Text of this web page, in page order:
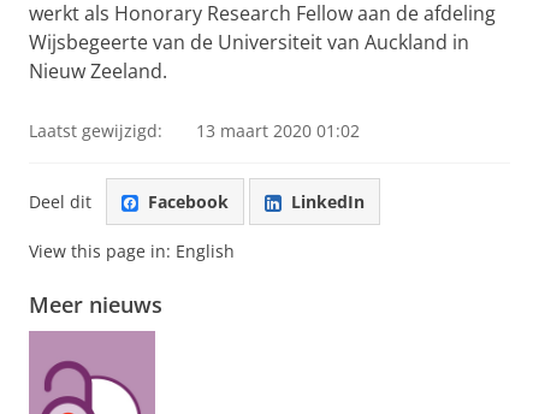
werkt als Honorary Research Fellow aan de afdeling
Wijsbegeerte van de Universiteit van Auckland in
Nieuw Zeeland.
Laatst gewijzigd: 13 maart 2020 01:02
Deel dit Facebook LinkedIn
View this page in: English
Meer nieuws